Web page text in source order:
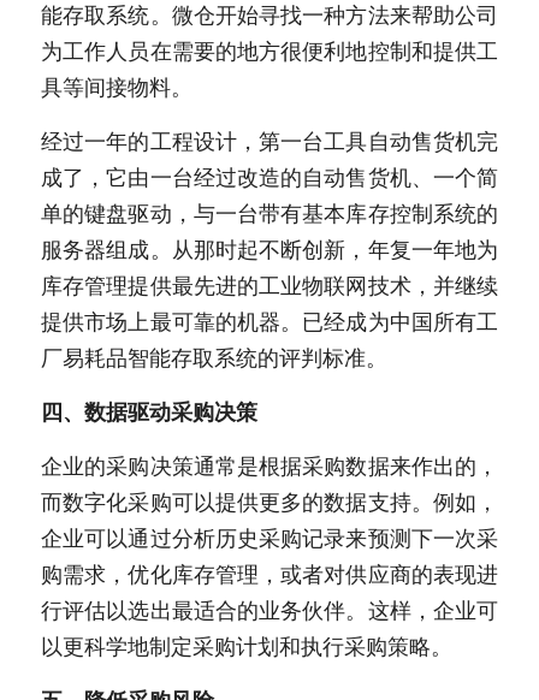
能存取系统。微仓开始寻找一种方法来帮助公司
为工作人员在需要的地方很便利地控制和提供工
具等间接物料。
经过一年的工程设计，第一台工具自动售货机完
成了，它由一台经过改造的自动售货机、一个简
单的键盘驱动，与一台带有基本库存控制系统的
服务器组成。从那时起不断创新，年复一年地为
库存管理提供最先进的工业物联网技术，并继续
提供市场上最可靠的机器。已经成为中国所有工
厂易耗品智能存取系统的评判标准。
四、数据驱动采购决策
企业的采购决策通常是根据采购数据来作出的，
而数字化采购可以提供更多的数据支持。例如，
企业可以通过分析历史采购记录来预测下一次采
购需求，优化库存管理，或者对供应商的表现进
行评估以选出最适合的业务伙伴。这样，企业可
以更科学地制定采购计划和执行采购策略。